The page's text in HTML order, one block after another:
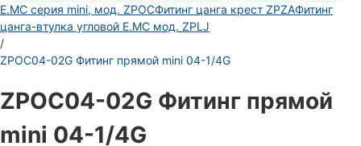
E.MC серия mini, мод. ZPOCФитинг цанга крест ZPZAФитинг
цанга-втулка угловой Е.МС мод. ZPLJ
/
ZPOC04-02G Фитинг прямой mini 04-1/4G
ZPOC04-02G Фитинг прямой
mini 04-1/4G